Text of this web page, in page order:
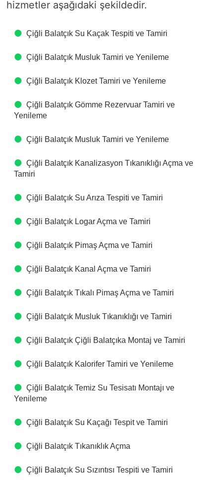
hizmetler aşağıdaki şekildedir.
Çiğli Balatçık Su Kaçak Tespiti ve Tamiri
Çiğli Balatçık Musluk Tamiri ve Yenileme
Çiğli Balatçık Klozet Tamiri ve Yenileme
Çiğli Balatçık Gömme Rezervuar Tamiri ve
Yenileme
Çiğli Balatçık Musluk Tamiri ve Yenileme
Çiğli Balatçık Kanalizasyon Tıkanıklığı Açma ve
Tamiri
Çiğli Balatçık Su Arıza Tespiti ve Tamiri
Çiğli Balatçık Logar Açma ve Tamiri
Çiğli Balatçık Pimaş Açma ve Tamiri
Çiğli Balatçık Kanal Açma ve Tamiri
Çiğli Balatçık Tıkalı Pimaş Açma ve Tamiri
Çiğli Balatçık Musluk Tıkanıklığı ve Tamiri
Çiğli Balatçık Çiğli Balatçıka Montaj ve Tamiri
Çiğli Balatçık Kalorifer Tamiri ve Yenileme
Çiğli Balatçık Temiz Su Tesisatı Montajı ve
Yenileme
Çiğli Balatçık Su Kaçağı Tespit ve Tamiri
Çiğli Balatçık Tıkanıklık Açma
Çiğli Balatçık Su Sızıntısı Tespiti ve Tamiri